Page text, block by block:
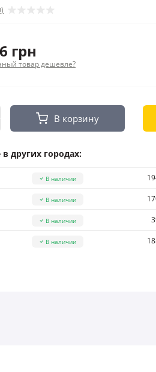
грн
товар дешевле?
В корзину
других городах:
В наличии
В наличии
В наличии
В наличии